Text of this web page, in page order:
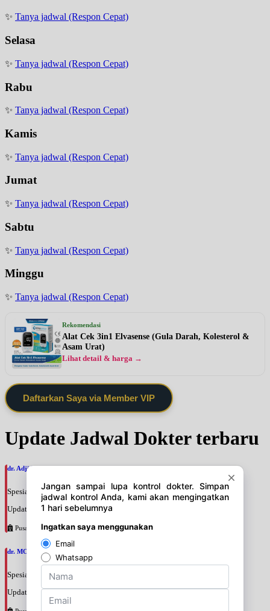
✨ Tanya jadwal (Respon Cepat)
Selasa
✨ Tanya jadwal (Respon Cepat)
Rabu
✨ Tanya jadwal (Respon Cepat)
Kamis
✨ Tanya jadwal (Respon Cepat)
Jumat
✨ Tanya jadwal (Respon Cepat)
Sabtu
✨ Tanya jadwal (Respon Cepat)
Minggu
✨ Tanya jadwal (Respon Cepat)
Rekomendasi
Alat Cek 3in1 Elvasense (Gula Darah, Kolesterol &
Asam Urat)
Lihat detail & harga →
Daftarkan Saya via Member VIP
Update Jadwal Dokter terbaru
dr. Adji Suprajitno, SpPD
Spesialis: Penyakit Dalam
Update terakhir: 2026-08-07 20:37:59
Pusat Pertamina
dr. MOCHAMAD PASHA, SpPD
Spesialis: Penyakit Dalam
Update terakhir: 2026-08-07 20:35:45